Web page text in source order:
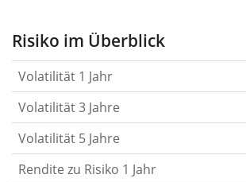
Aktie, des ETF, usw.) in der
gelten im Allgemeinen als
berechnen die Volatilität auf Basis
letzten 1, 3 und 5 Jahre, damit du
die Kursschwankungen im Laufe
oder schwächer wurden. Weitere
Risiko im Überblick
Volatilität 1 Jahr
Volatilität 3 Jahre
Volatilität 5 Jahre
Rendite zu Risiko 1 Jahr